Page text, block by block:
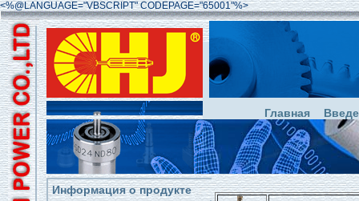
<%@LANGUAGE="VBSCRIPT" CODEPAGE="65001"%>
Главная
Информация о продукте